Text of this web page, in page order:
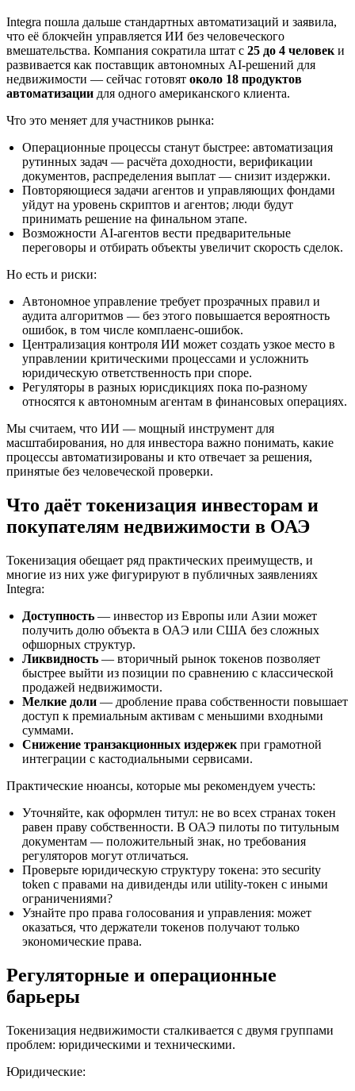
Integra пошла дальше стандартных автоматизаций и заявила,
что её блокчейн управляется ИИ без человеческого
вмешательства. Компания сократила штат с 25 до 4 человек и
развивается как поставщик автономных AI‑решений для
недвижимости — сейчас готовят около 18 продуктов
автоматизации для одного американского клиента.
Что это меняет для участников рынка:
Операционные процессы станут быстрее: автоматизация
рутинных задач — расчёта доходности, верификации
документов, распределения выплат — снизит издержки.
Повторяющиеся задачи агентов и управляющих фондами
уйдут на уровень скриптов и агентов; люди будут
принимать решение на финальном этапе.
Возможности AI‑агентов вести предварительные
переговоры и отбирать объекты увеличит скорость сделок.
Но есть и риски:
Автономное управление требует прозрачных правил и
аудита алгоритмов — без этого повышается вероятность
ошибок, в том числе комплаенс‑ошибок.
Централизация контроля ИИ может создать узкое место в
управлении критическими процессами и усложнить
юридическую ответственность при споре.
Регуляторы в разных юрисдикциях пока по-разному
относятся к автономным агентам в финансовых операциях.
Мы считаем, что ИИ — мощный инструмент для
масштабирования, но для инвестора важно понимать, какие
процессы автоматизированы и кто отвечает за решения,
принятые без человеческой проверки.
Что даёт токенизация инвесторам и
покупателям недвижимости в ОАЭ
Токенизация обещает ряд практических преимуществ, и
многие из них уже фигурируют в публичных заявлениях
Integra:
Доступность — инвестор из Европы или Азии может
получить долю объекта в ОАЭ или США без сложных
офшорных структур.
Ликвидность — вторичный рынок токенов позволяет
быстрее выйти из позиции по сравнению с классической
продажей недвижимости.
Мелкие доли — дробление права собственности повышает
доступ к премиальным активам с меньшими входными
суммами.
Снижение транзакционных издержек при грамотной
интеграции с кастодиальными сервисами.
Практические нюансы, которые мы рекомендуем учесть:
Уточняйте, как оформлен титул: не во всех странах токен
равен праву собственности. В ОАЭ пилоты по титульным
документам — положительный знак, но требования
регуляторов могут отличаться.
Проверьте юридическую структуру токена: это security
token с правами на дивиденды или utility‑токен с иными
ограничениями?
Узнайте про права голосования и управления: может
оказаться, что держатели токенов получают только
экономические права.
Регуляторные и операционные
барьеры
Токенизация недвижимости сталкивается с двумя группами
проблем: юридическими и техническими.
Юридические: